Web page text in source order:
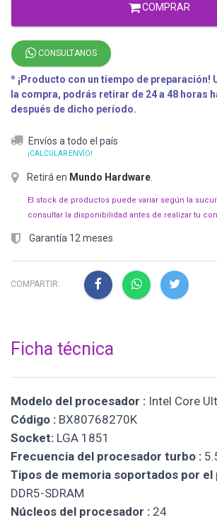
COMPRAR
CONSULTANOS
* ¡Producto con un tiempo de preparación!
la compra, podrás retirar de 24 a 48 horas
después de dicho período.
Envíos a todo el país
¡CALCULAR ENVÍO!
Retirá en Mundo Hardware
El stock de productos puede variar según la
consultar la disponibilidad antes de realizar tu
Garantía 12 meses
COMPARTIR:
Ficha técnica
Modelo del procesador : Intel Core
Código : BX80768270K
Socket: LGA 1851
Frecuencia del procesador turbo :
Tipos de memoria soportados por el
DDR5-SDRAM
Núcleos del procesador : 24